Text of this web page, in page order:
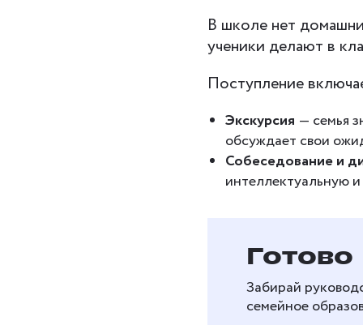
В школе нет
ученики делают в
Поступление
Экскурсия — семья
обсуждает свои
Собеседование и
интеллектуальную
Готово
Забирай
семейное